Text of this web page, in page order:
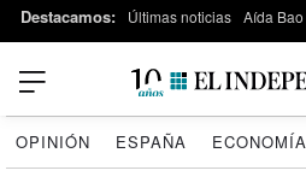
Destacamos: Últimas noticias Aída Bao
OPINIÓN ESPAÑA ECONOMÍA